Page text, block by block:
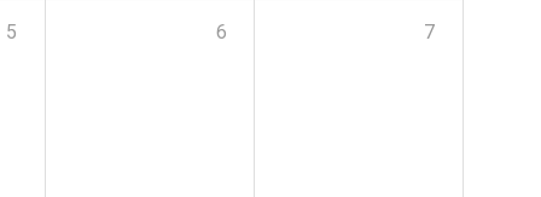
5 6 7